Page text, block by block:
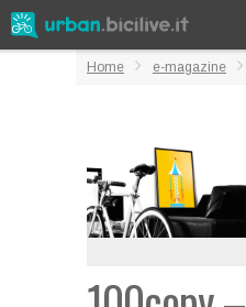
Home e-magazine